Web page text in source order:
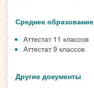
Среднее образование
Аттестат 11 классов
Аттестат 9 классов
Другие документы